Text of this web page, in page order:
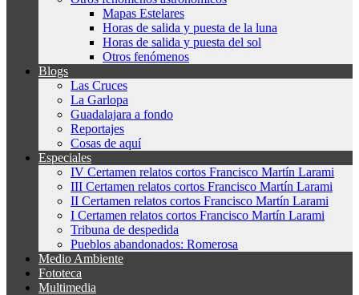
Mapas Estelares
Horas de salida y puesta de la luna
Horas de salida y puesta del sol
Otros fenómenos
Blogs
Las Cruces
La Garlopa
Guadalajara a fondo
Reportajes
Cosas de aquí
Especiales
IV Certamen relatos cortos Francisco Martín Larami
III Certamen relatos cortos Francisco Martín Larami
II Certamen relatos cortos Francisco Martín Larami
I Certamen relatos cortos Francisco Martín Larami
Tribuna de despedida
Pueblos abandonados: Romerosa
Medio Ambiente
Fototeca
Multimedia